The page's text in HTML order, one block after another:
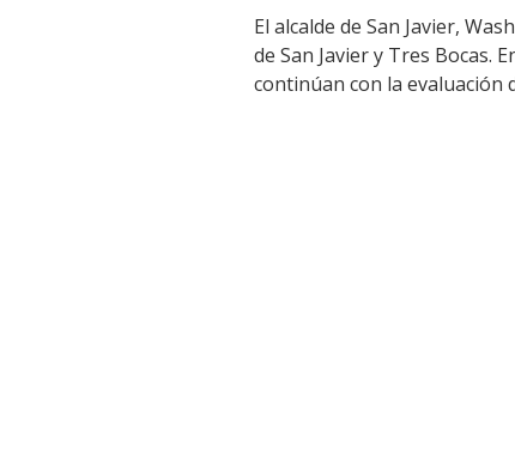
El alcalde de San Javier,
de San Javier y Tres Bocas.
continúan con la evaluación